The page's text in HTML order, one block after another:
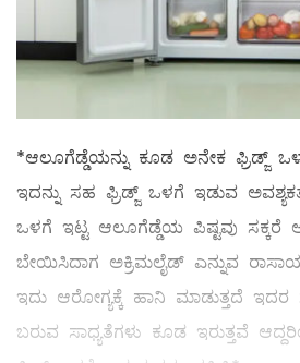
*ಆಲೂಗೆಡ್ಡೆಯನ್ನು ಕೂಡ ಅನೇಕ ಫ್ರಿಡ್ಜ್
ಇದನ್ನು ಸಹ ಫ್ರಿಡ್ಜ್ ಒಳಗೆ ಇಡುವ
ಒಳಗೆ ಇಟ್ಟ ಆಲೂಗೆಡ್ಡೆಯ ಪಿಷ್ಟವು ಸಕ್ಕರೆ
ಬೇಯಿಸಿದಾಗ ಅಕ್ರಿಮಲೈಡ್ ಎನ್ನುವ
ಇದು ಆರೋಗ್ಯಕ್ಕೆ ಹಾನಿ ಮಾಡುತ್ತದೆ ಇದರ
ಬರುವ ಸಾಧ್ಯತೆಗಳು ಕೂಡ ಇರುತ್ತವೆ